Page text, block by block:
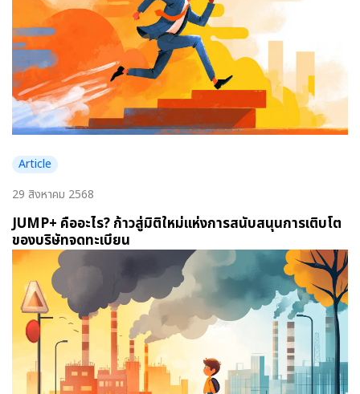
Article
29 สิงหาคม 2568
JUMP+ คืออะไร? ก้าวสู่มิติใหม่แห่งการสนับสนุนการเติบโต
ของบริษัทจดทะเบียน